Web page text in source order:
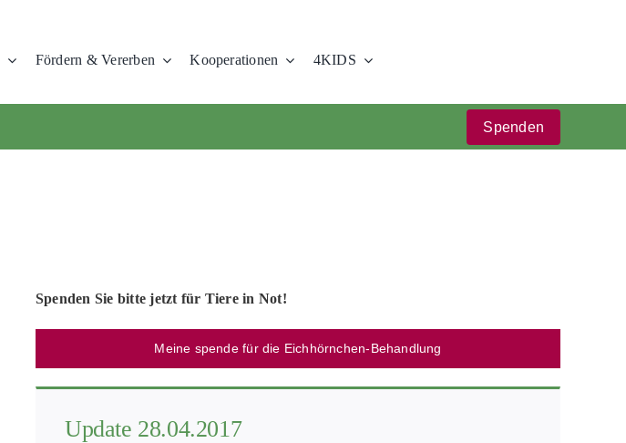
Fördern & Vererben Kooperationen 4KIDS
Spenden
Spenden Sie bitte jetzt für Tiere in Not!
Meine spende für die Eichhörnchen-Behandlung
Update 28.04.2017